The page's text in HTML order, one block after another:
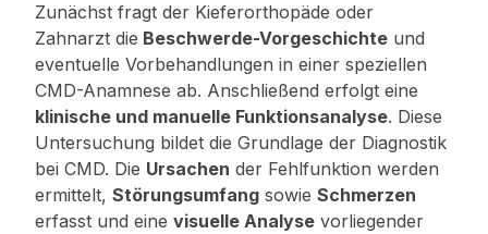
Zunächst fragt der Kieferorthopäde oder
Zahnarzt die Beschwerde-Vorgeschichte und
eventuelle Vorbehandlungen in einer speziellen
CMD-Anamnese ab. Anschließend erfolgt eine
klinische und manuelle Funktionsanalyse. Diese
Untersuchung bildet die Grundlage der Diagnostik
bei CMD. Die Ursachen der Fehlfunktion werden
ermittelt, Störungsumfang sowie Schmerzen
erfasst und eine visuelle Analyse vorliegender